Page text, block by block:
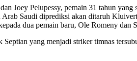
Joey Pelupessy, pemain 31 tahun
Saudi diprediksi akan ditaruh
dua pemain baru, Ole Romeny dan
yang menjadi striker timnas